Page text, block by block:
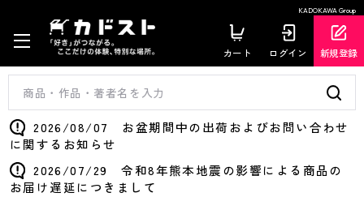
KADOKAWA Group
カート ログイン 新規登録
2026/08/07 お盆期間中の出荷およびお問い合わせ
に関するお知らせ
2026/07/29 令和8年熊本地震の影響による商品の
お届け遅延につきまして